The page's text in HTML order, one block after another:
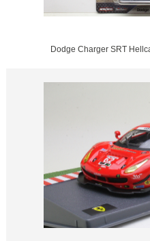
Dodge Charger SRT